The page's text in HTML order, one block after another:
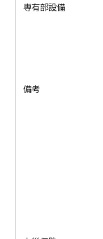
専有部設備
備考